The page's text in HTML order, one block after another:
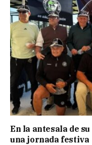
En la antesala de
una jornada festiva